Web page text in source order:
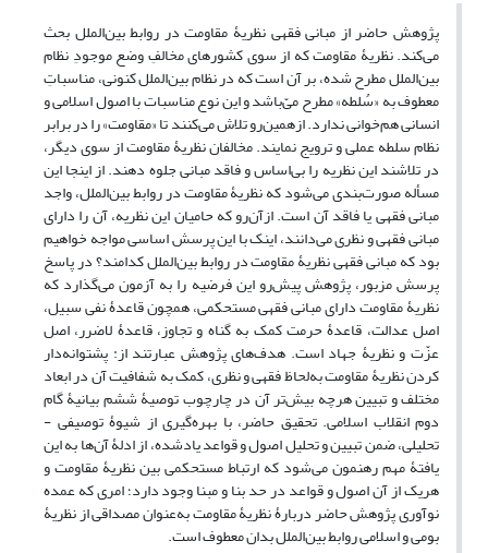
پژوهش حاضر از مبانی فقهی نظریۀ مقاومت در روابط بین‌الملل بحث
می‌کند. نظریۀ مقاومت که از سوی کشورهای مخالفِ وضع موجودِ نظام
بین‌الملل مطرح شده، بر آن است که در نظام بین‌الملل کنونی، مناسباتِ
معطوف به «سُلطه» مطرح می‌ّباشد و این نوع مناسبات با اصول اسلامی و
انسانی هم‌خوانی ندارد. ازهمین‌رو تلاش می‌کنند تا «مقاومت» را در برابر
نظام سلطه عملی و ترویج نمایند. مخالفان نظریۀ مقاومت از سوی دیگر،
در تلاشند این نظریه را بی‌اساس و فاقد مبانی جلوه دهند. از اینجا این
مسأله صورت‌بندی می‌شود که نظریۀ مقاومت در روابط بین‌الملل، واجد
مبانی فقهی یا فاقد آن است. ازآن‌رو که حامیان این نظریه، آن را دارای
مبانی فقهی و نظری می‌دانند، اینک با این پرسش اساسی مواجه خواهیم
بود که مبانی فقهی نظریۀ مقاومت در روابط بین‌الملل کدامند؟ در پاسخ
پرسش مزبور، پژوهش پیش‌رو این فرضیه را به آزمون می‌گذارد که
نظریۀ مقاومت دارای مبانی فقهی مستحکمی، همچون قاعدۀ نفی سبیل،
اصل عدالت، قاعدۀ حرمت کمک به گناه و تجاوز، قاعدۀ لاضرر، اصل
عزّت و نظریۀ جهاد است. هدف‌های پژوهش عبارتند از: پشتوانه‌دار
کردن نظریۀ مقاومت به‌لحاظ فقهی و نظری، کمک به شفافیت آن در ابعاد
مختلف و تبیین هرچه بیش‌تر آن در چارچوب توصیۀ ششم بیانیۀ گام
دوم انقلاب اسلامی. تحقیق حاضر، با بهره‌گیری از شیوۀ توصیفی‌ -
تحلیلی، ضمن تبیین و تحلیل اصول و قواعد یادشده، از ادلۀ آن‌ها به این
یافتۀ مهم رهنمون می‌شود که ارتباط مستحکمی بین نظریۀ مقاومت و
هریک از آن اصول و قواعد در حد بنا و مبنا وجود دارد؛ امری که عمده
نوآوری پژوهش حاضر دربارۀ نظریۀ مقاومت به‌عنوان مصداقی از نظریۀ
بومی و اسلامی روابط بین‌الملل بدان معطوف است.